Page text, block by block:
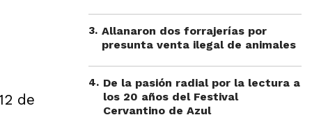
de
3. Allanaron dos forrajerías por
presunta venta ilegal de animales
4. De la pasión radial por la lectura a
los 20 años del Festival
Cervantino de Azul